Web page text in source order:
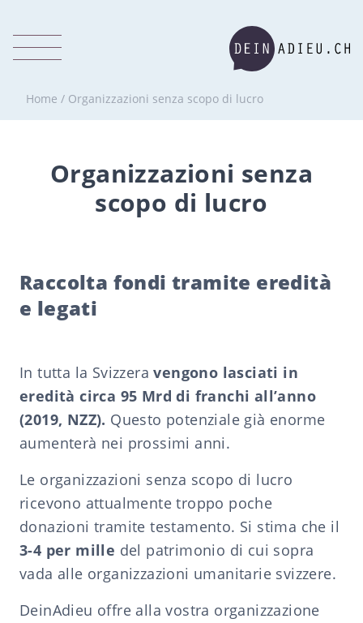
Home / Organizzazioni senza scopo di lucro
Organizzazioni senza
scopo di lucro
Raccolta fondi tramite eredità
e legati
In tutta la Svizzeravengono lasciati in
eredità circa 95 Mrd di franchi all’anno
(2019, NZZ). Questo potenziale già enorme
aumenterà nei prossimi anni.
Le organizzazioni senza scopo di lucro
ricevono attualmente troppo poche
donazioni tramite testamento. Si stima che il
3-4 per mille del patrimonio di cui sopra
vada alle organizzazioni umanitarie svizzere.
DeinAdieu offre alla vostra organizzazione